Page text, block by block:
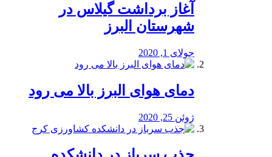
آغاز برداشت گیلاس در
شهرستان البرز
جولای 1, 2020
دمای هوای البرز بالا می رود
ژوئن 25, 2020